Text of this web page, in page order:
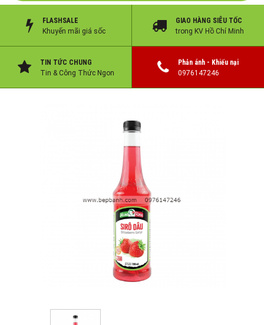
FLASHSALE
Khuyến mãi giá sốc
GIAO HÀNG SIÊU TỐC
trong KV Hồ Chí Minh
TIN TỨC CHUNG
Tin & Công Thức Ngon
Phản ánh - Khiếu nại
0976147246